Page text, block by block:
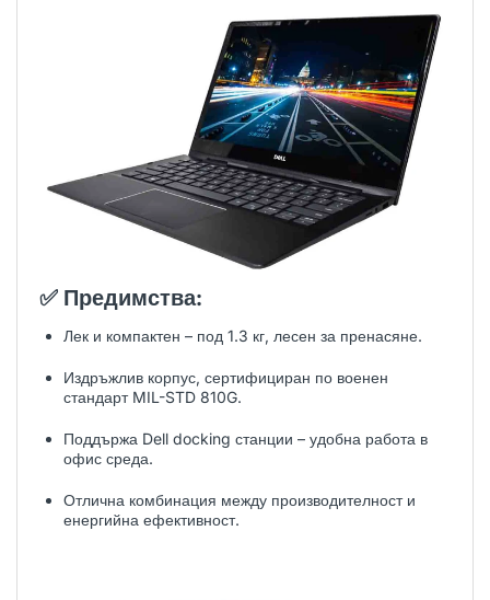
✅ Предимства:
Лек и компактен – под 1.3 кг, лесен за пренасяне.
Издръжлив корпус, сертифициран по военен
стандарт MIL-STD 810G.
Поддържа Dell docking станции – удобна работа в
офис среда.
Отлична комбинация между производителност и
енергийна ефективност.